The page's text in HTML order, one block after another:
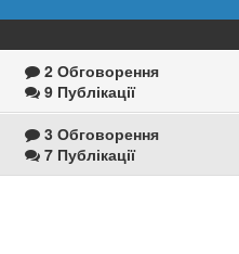
2 Обговорення
9 Публікації
3 Обговорення
7 Публікації